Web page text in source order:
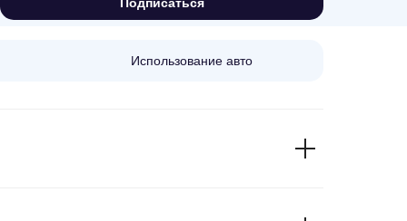
Использование авто